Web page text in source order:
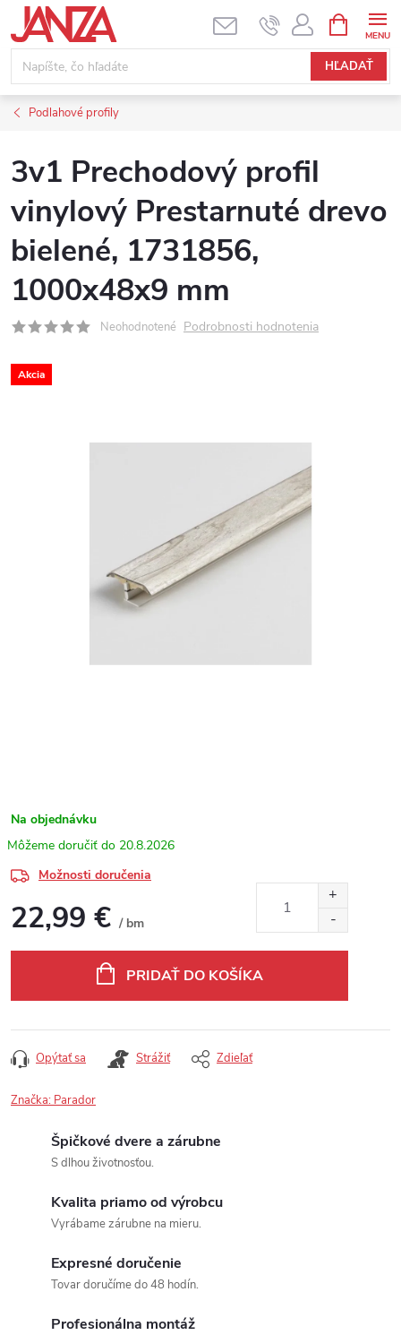
Prejsť na obsah
HĽADAŤ
Podlahové profily
3v1 Prechodový profil
vinylový Prestarnuté drevo
bielené, 1731856,
1000x48x9 mm
Neohodnotené Podrobnosti hodnotenia
Akcia
Na objednávku
20.8.2026
Možnosti doručenia
22,99 € / bm
PRIDAŤ DO KOŠÍKA
Opýtať sa Strážiť Zdieľať
Značka: Parador
Špičkové dvere a zárubne
S dlhou životnosťou.
Kvalita priamo od výrobcu
Vyrábame zárubne na mieru.
Expresné doručenie
Tovar doručíme do 48 hodín.
Profesionálna montáž